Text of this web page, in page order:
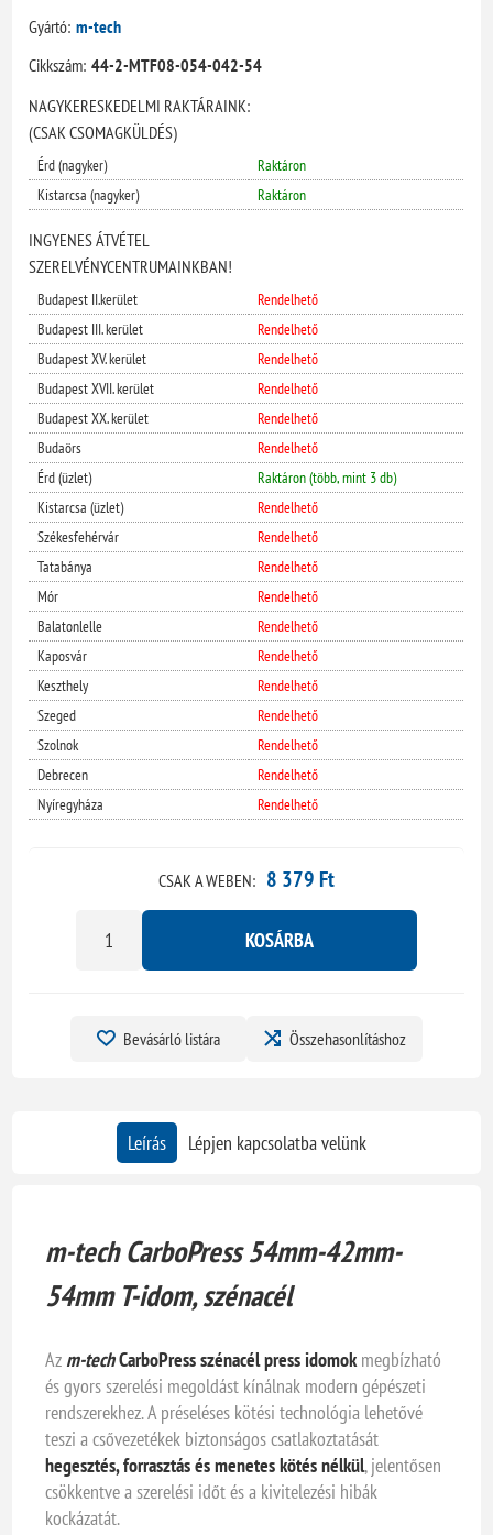
Gyártó: m-tech
Cikkszám: 44-2-MTF08-054-042-54
NAGYKERESKEDELMI RAKTÁRAINK:
(CSAK CSOMAGKÜLDÉS)
Érd (nagyker)
Raktáron
Kistarcsa (nagyker)
Raktáron
INGYENES ÁTVÉTEL
SZERELVÉNYCENTRUMAINKBAN!
Budapest II.kerület
Rendelhető
Budapest III. kerület
Rendelhető
Budapest XV. kerület
Rendelhető
Budapest XVII. kerület
Rendelhető
Budapest XX. kerület
Rendelhető
Budaörs
Rendelhető
Érd (üzlet)
Raktáron (több, mint 3 db)
Kistarcsa (üzlet)
Rendelhető
Székesfehérvár
Rendelhető
Tatabánya
Rendelhető
Mór
Rendelhető
Balatonlelle
Rendelhető
Kaposvár
Rendelhető
Keszthely
Rendelhető
Szeged
Rendelhető
Szolnok
Rendelhető
Debrecen
Rendelhető
Nyíregyháza
Rendelhető
CSAK A WEBEN: 8 379 Ft
KOSÁRBA
Bevásárló listára Összehasonlításhoz
Leírás Lépjen kapcsolatba velünk
m-tech CarboPress 54mm-42mm-
54mm T-idom, szénacél
Az m-techCarboPress szénacél press idomokmegbízható
és gyors szerelési megoldást kínálnak modern gépészeti
rendszerekhez. A préseléses kötési technológia lehetővé
teszi a csővezetékek biztonságos csatlakoztatását
hegesztés, forrasztás és menetes kötés nélkül, jelentősen
csökkentve a szerelési időt és a kivitelezési hibák
kockázatát.